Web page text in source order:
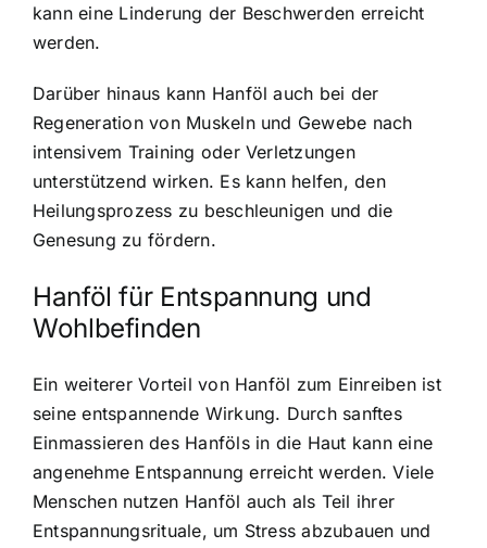
kann eine Linderung der Beschwerden erreicht
werden.
Darüber hinaus kann Hanföl auch bei der
Regeneration von Muskeln und Gewebe nach
intensivem Training oder Verletzungen
unterstützend wirken. Es kann helfen, den
Heilungsprozess zu beschleunigen und die
Genesung zu fördern.
Hanföl für Entspannung und
Wohlbefinden
Ein weiterer Vorteil von Hanföl zum Einreiben ist
seine entspannende Wirkung. Durch sanftes
Einmassieren des Hanföls in die Haut kann eine
angenehme Entspannung erreicht werden. Viele
Menschen nutzen Hanföl auch als Teil ihrer
Entspannungsrituale, um Stress abzubauen und